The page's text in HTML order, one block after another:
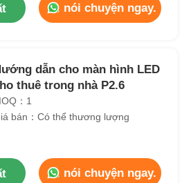
nói chuyện ngay.
dẫn cho màn hình LED
thuê trong nhà P2.6
：1
bán：Có thể thương lượng
nói chuyện ngay.